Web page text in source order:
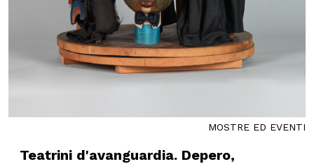
MOSTRE ED EVENTI
Teatrini d'avanguardia. Depero,